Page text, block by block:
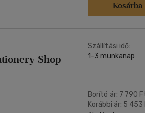
Kosárba
Shop
Szállítási idő:
1-3 munkanap
Borító ár: 7 790
Korábbi ár: 5 453